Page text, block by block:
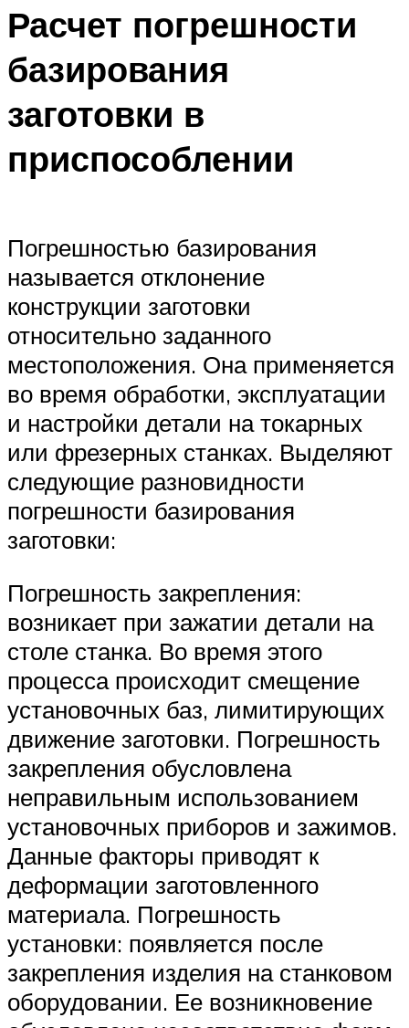
Расчет погрешности
базирования
заготовки в
приспособлении
Погрешностью базирования
называется отклонение
конструкции заготовки
относительно заданного
местоположения. Она применяется
во время обработки, эксплуатации
и настройки детали на токарных
или фрезерных станках. Выделяют
следующие разновидности
погрешности базирования
заготовки:
Погрешность закрепления:
возникает при зажатии детали на
столе станка. Во время этого
процесса происходит смещение
установочных баз, лимитирующих
движение заготовки. Погрешность
закрепления обусловлена
неправильным использованием
установочных приборов и зажимов.
Данные факторы приводят к
деформации заготовленного
материала. Погрешность
установки: появляется после
закрепления изделия на станковом
оборудовании. Ее возникновение